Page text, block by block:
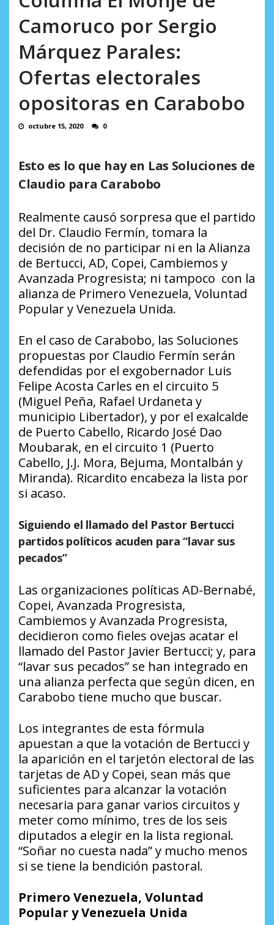
Camoruco por Sergio
Márquez Parales:
Ofertas electorales
opositoras en Carabobo
octubre 15, 2020 0
Esto es lo que hay en Las Soluciones de
Claudio para Carabobo
Realmente causó sorpresa que el partido
del Dr. Claudio Fermín, tomara la
decisión de no participar ni en la Alianza
de Bertucci, AD, Copei, Cambiemos y
Avanzada Progresista; ni tampoco con la
alianza de Primero Venezuela, Voluntad
Popular y Venezuela Unida.
En el caso de Carabobo, las Soluciones
propuestas por Claudio Fermín serán
defendidas por el exgobernador Luis
Felipe Acosta Carles en el circuito 5
(Miguel Peña, Rafael Urdaneta y
municipio Libertador), y por el exalcalde
de Puerto Cabello, Ricardo José Dao
Moubarak, en el circuito 1 (Puerto
Cabello, J.J. Mora, Bejuma, Montalbán y
Miranda). Ricardito encabeza la lista por
si acaso.
Siguiendo el llamado del Pastor Bertucci
partidos políticos acuden para “lavar sus
pecados”
Las organizaciones políticas AD-Bernabé,
Copei, Avanzada Progresista,
Cambiemos y Avanzada Progresista,
decidieron como fieles ovejas acatar el
llamado del Pastor Javier Bertucci; y, para
“lavar sus pecados” se han integrado en
una alianza perfecta que según dicen, en
Carabobo tiene mucho que buscar.
Los integrantes de esta fórmula
apuestan a que la votación de Bertucci y
la aparición en el tarjetón electoral de las
tarjetas de AD y Copei, sean más que
suficientes para alcanzar la votación
necesaria para ganar varios circuitos y
meter como mínimo, tres de los seis
diputados a elegir en la lista regional.
“Soñar no cuesta nada” y mucho menos
si se tiene la bendición pastoral.
Primero Venezuela, Voluntad
Popular y Venezuela Unida